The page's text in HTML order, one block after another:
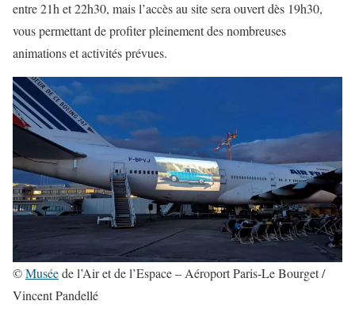
entre 21h et 22h30, mais l’accès au site sera ouvert dès 19h30,
vous permettant de profiter pleinement des nombreuses
animations et activités prévues.
©Muséede l’Air et de l’Espace – Aéroport Paris-Le Bourget /
Vincent Pandellé